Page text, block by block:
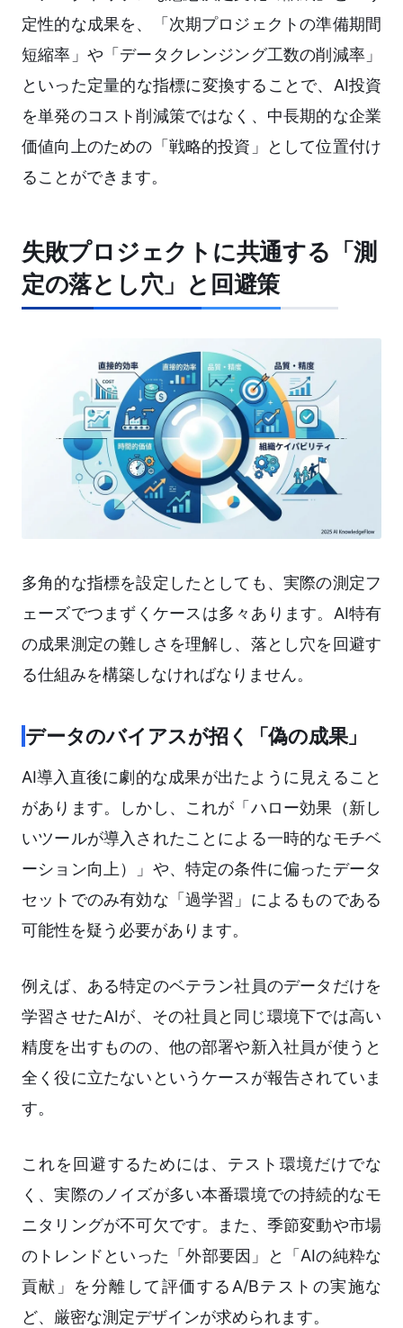
定性的な成果を、「次期プロジェクトの準備期間
短縮率」や「データクレンジング工数の削減率」
といった定量的な指標に変換することで、AI投資
を単発のコスト削減策ではなく、中長期的な企業
価値向上のための「戦略的投資」として位置付け
ることができます。
失敗プロジェクトに共通する「測
定の落とし穴」と回避策
多角的な指標を設定したとしても、実際の測定フ
ェーズでつまずくケースは多々あります。AI特有
の成果測定の難しさを理解し、落とし穴を回避す
る仕組みを構築しなければなりません。
データのバイアスが招く「偽の成果」
AI導入直後に劇的な成果が出たように見えること
があります。しかし、これが「ハロー効果（新し
いツールが導入されたことによる一時的なモチベ
ーション向上）」や、特定の条件に偏ったデータ
セットでのみ有効な「過学習」によるものである
可能性を疑う必要があります。
例えば、ある特定のベテラン社員のデータだけを
学習させたAIが、その社員と同じ環境下では高い
精度を出すものの、他の部署や新入社員が使うと
全く役に立たないというケースが報告されていま
す。
これを回避するためには、テスト環境だけでな
く、実際のノイズが多い本番環境での持続的なモ
ニタリングが不可欠です。また、季節変動や市場
のトレンドといった「外部要因」と「AIの純粋な
貢献」を分離して評価するA/Bテストの実施な
ど、厳密な測定デザインが求められます。